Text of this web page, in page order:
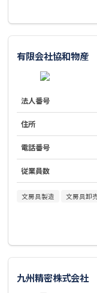
有限会社協和物産
法人番号
住所
電話番号
従業員数
文房具製造 文房具卸
九州精密株式会社